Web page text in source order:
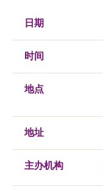
日期
时间
地点
地址
主办机构